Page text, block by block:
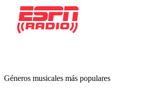
Géneros musicales más populares